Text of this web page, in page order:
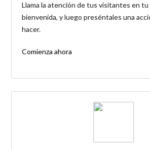
Llama la atención de tus visitantes en tu
bienvenida, y luego preséntales una
hacer.
Comienza ahora